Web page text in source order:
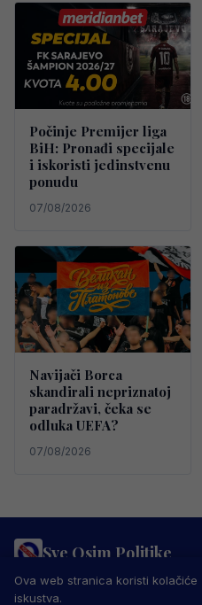
Počinje Premijer liga
BiH: Pronađi specijale
i iskoristi jedinstvenu
ponudu
07/08/2026
Navijači Borca
skandirali nepriznatoj
paradržavi, čeka se
odluka UEFA?
07/08/2026
Sve Osim Politike
PRAVILA PRIVATNOSTI
IMPRESSUM
Ova web stranica koristi
iskustva.